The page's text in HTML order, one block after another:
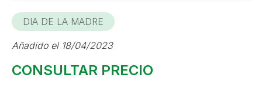
DIA DE LA MADRE
Añadido el 18/04/2023
CONSULTAR PRECIO